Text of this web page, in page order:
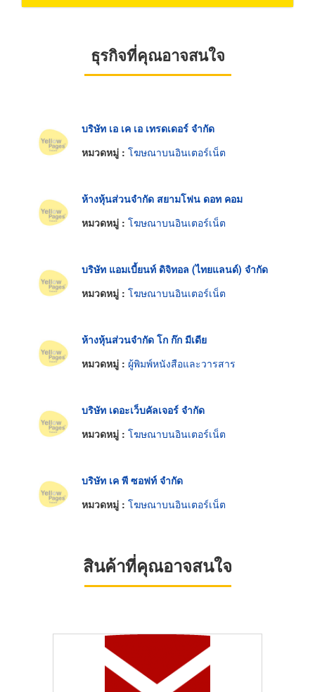
ธุรกิจที่คุณอาจสนใจ
บริษัท เอ เค เอ เทรดเดอร์ จำกัด
หมวดหมู่ : โฆษณาบนอินเตอร์เน็ต
ห้างหุ้นส่วนจำกัด สยามโฟน ดอท คอม
หมวดหมู่ : โฆษณาบนอินเตอร์เน็ต
บริษัท แอมเบี้ยนท์ ดิจิทอล (ไทยแลนด์) จำกัด
หมวดหมู่ : โฆษณาบนอินเตอร์เน็ต
ห้างหุ้นส่วนจำกัด โก ก๊ก มีเดีย
หมวดหมู่ : ผู้พิมพ์หนังสือและวารสาร
บริษัท เดอะเว็บคัลเจอร์ จำกัด
หมวดหมู่ : โฆษณาบนอินเตอร์เน็ต
บริษัท เค พี ซอฟท์ จำกัด
หมวดหมู่ : โฆษณาบนอินเตอร์เน็ต
สินค้าที่คุณอาจสนใจ